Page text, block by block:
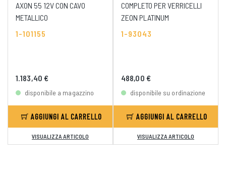
AXON 55 12V CON CAVO
METALLICO
1-101155
1.183,40 €
disponibile a magazzino
AGGIUNGI AL CARRELLO
VISUALIZZA ARTICOLO
COMPLETO PER VERRICELLI
ZEON PLATINUM
1-93043
488,00 €
disponibile su ordinazione
AGGIUNGI AL CARRELLO
VISUALIZZA ARTICOLO